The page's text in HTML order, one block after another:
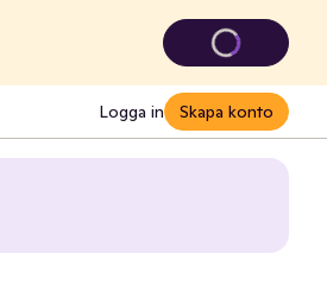
Logga in Skapa konto